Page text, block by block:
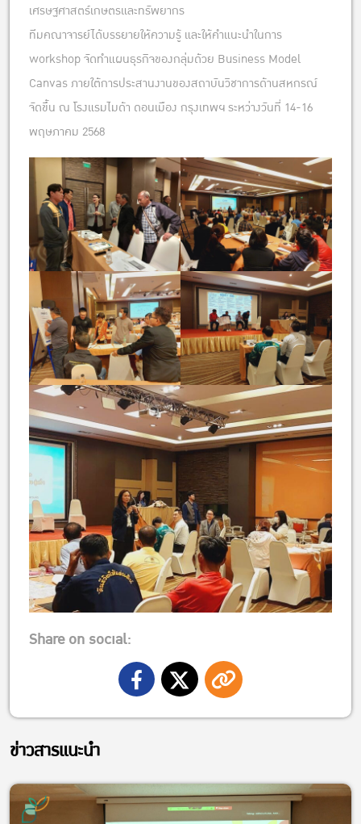
เศรษฐศาสตร์เกษตรและทรัพยากร
ทีมคณาจารย์ได้บรรยายให้ความรู้ และให้คำแนะนำในการ
workshop จัดทำแผนธุรกิจของกลุ่มด้วย Business Model
Canvas ภายใต้การประสานงานของสถาบันวิชาการด้านสหกรณ์
จัดขึ้น ณ โรงแรมไมด้า ดอนเมือง กรุงเทพฯ ระหว่างวันที่ 14-16
พฤษภาคม 2568
Share on social:
ข่าวสารแนะนำ